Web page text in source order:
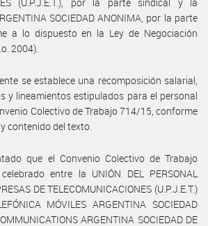
SOCIEDAD ANONIMA, por la parte
a lo dispuesto en la Ley de Negociación
2004).
se establece una recomposición salarial,
y lineamientos estipulados para el personal
Colectivo de Trabajo 714/15, conforme
contenido del texto.
que el Convenio Colectivo de Trabajo
entre la UNIÓN DEL PERSONAL
DE TELECOMUNICACIONES (U.P.J.E.T.)
MÓVILES ARGENTINA SOCIEDAD
ARGENTINA SOCIEDAD DE